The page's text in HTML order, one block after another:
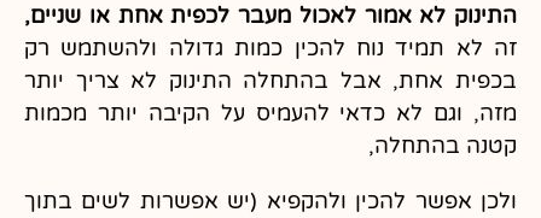
התינוק לא אמור לאכול מעבר לכפית אחת או שניים,
זה לא תמיד נוח להכין כמות גדולה ולהשתמש רק
בכפית אחת, אבל בהתחלה התינוק לא צריך יותר
מזה, וגם לא כדאי להעמיס על הקיבה יותר מכמות
קטנה בהתחלה,
ולכן אפשר להכין ולהקפיא (יש אפשרות לשים בתוך